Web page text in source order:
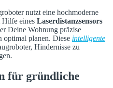
nutzt eine hochmoderne
eines Laserdistanzsensors
Deine Wohnung präzise
optimal planen. Diese intelligente
Hindernisse zu
für gründliche